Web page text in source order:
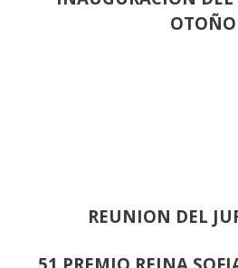
OTOÑO
REUNION DEL